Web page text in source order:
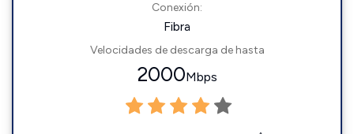
Conexión:
Fibra
Velocidades de descarga de hasta
2000Mbps